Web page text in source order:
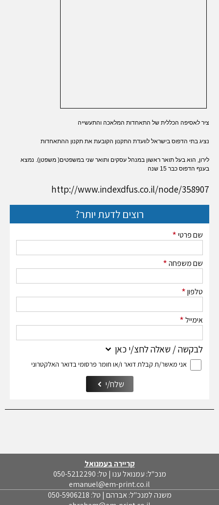
ציר לאסיפה הכללית של התאחדות המלאכה והתעשייה
נציג בתי הדפוס בישראל לוועדת התקנון הקובעת את תקנון ההתאחדות
לירון, הוא בעל תואר ראשון במנהל עסקים ותואר שני במשפטים( משפטן). נמצא
בענף הדפוס כבר 15 שנה
http://www.indexdfus.co.il/node/358907
רוצים לדעת יותר?
שם פרטי*
שם משפחה*
טלפון*
אימייל*
לבקשה / שאלה לחצ/י כאן
אני מאשר/ת קבלת דואר ו/או חומר פרסומי בדואר האלקטרוני
שלח/י
קריירה בעמנואל
מנכ"ל: עמנואל ענו | טל: 050-5212290
emanuel@em-print.co.il
משנה למנכ"ל: אברהם | טל: 050-5906218